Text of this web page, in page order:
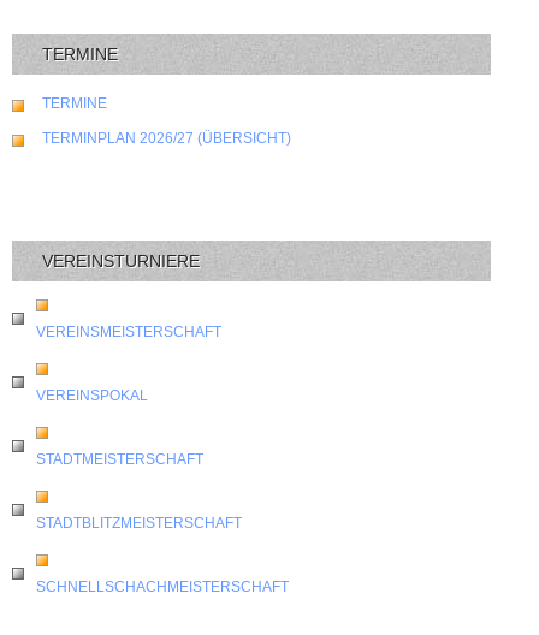
TERMINE
TERMINE
TERMINPLAN 2026/27 (ÜBERSICHT)
VEREINSTURNIERE
VEREINSMEISTERSCHAFT
VEREINSPOKAL
STADTMEISTERSCHAFT
STADTBLITZMEISTERSCHAFT
SCHNELLSCHACHMEISTERSCHAFT